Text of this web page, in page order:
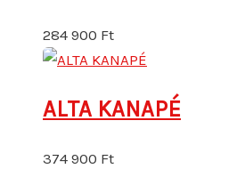
284 900 Ft
ALTA KANAPÉ
374 900 Ft